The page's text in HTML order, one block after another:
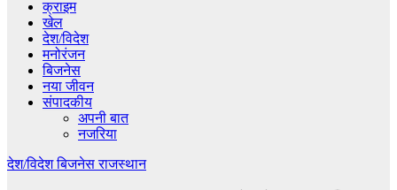
क्राइम
खेल
देश/विदेश
मनोरंजन
बिजनेस
नया जीवन
संपादकीय
अपनी बात
नजरिया
देश/विदेशबिजनेसराजस्थान